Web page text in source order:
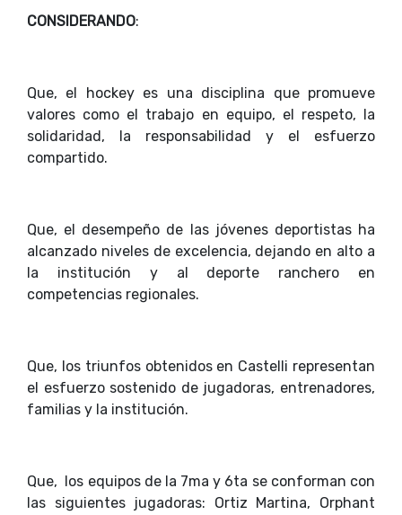
CONSIDERANDO:
Que, el hockey es una disciplina que promueve
valores como el trabajo en equipo, el respeto, la
solidaridad, la responsabilidad y el esfuerzo
compartido.
Que, el desempeño de las jóvenes deportistas ha
alcanzado niveles de excelencia, dejando en alto a
la institución y al deporte ranchero en
competencias regionales.
Que, los triunfos obtenidos en Castelli representan
el esfuerzo sostenido de jugadoras, entrenadores,
familias y la institución.
Que, los equipos de la 7ma y 6ta se conforman con
las siguientes jugadoras: Ortiz Martina, Orphant